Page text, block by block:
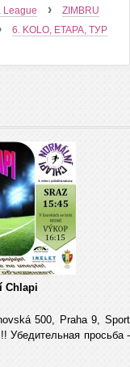
League ›
ZIMBRU
6. KOLO, ETAPA, ТУР
Chlapi
500, Praha 9, Sport
Убедительная просьба -